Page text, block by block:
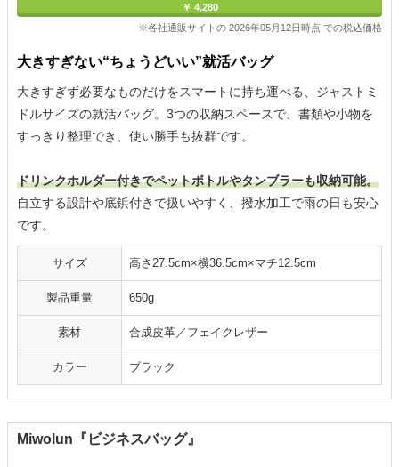
￥ 4,280
※各社通販サイトの 2026年05月12日時点 での税込価格
大きすぎない“ちょうどいい”就活バッグ
大きすぎず必要なものだけをスマートに持ち運べる、ジャストミ
ドルサイズの就活バッグ。3つの収納スペースで、書類や小物を
すっきり整理でき、使い勝手も抜群です。
ドリンクホルダー付きでペットボトルやタンブラーも収納可能。
自立する設計や底鋲付きで扱いやすく、撥水加工で雨の日も安心
です。
サイズ 高さ27.5cm×横36.5cm×マチ12.5cm
製品重量 650g
素材 合成皮革／フェイクレザー
カラー ブラック
Miwolun『ビジネスバッグ』